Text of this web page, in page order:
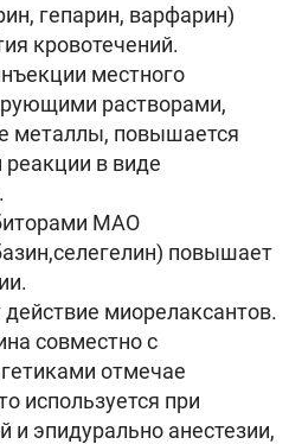
гепарин, варфарин)
кровотечений.
местного
растворами,
металлы, повышается
реакции в виде
МАО
повышает
миорелаксантов.
совместно с
отмечае
используется при
и эпидурально анестезии,